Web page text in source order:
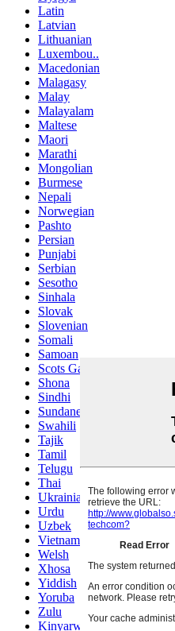
Latin
Latvian
Lithuanian
Luxembou..
Macedonian
Malagasy
Malay
Malayalam
Maltese
Maori
Marathi
Mongolian
Burmese
Nepali
Norwegian
Pashto
Persian
Punjabi
Serbian
Sesotho
Sinhala
Slovak
Slovenian
Somali
Samoan
Scots Gaelic
Shona
Sindhi
Sundanese
Swahili
Tajik
Tamil
Telugu
Thai
Ukrainian
Urdu
Uzbek
Vietnamese
Welsh
Xhosa
Yiddish
Yoruba
Zulu
Kinyarwanda